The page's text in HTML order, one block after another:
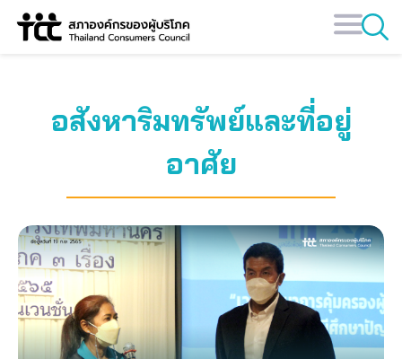
Skip
อสังหาริมทรัพย์และที่อยู่
อาศัย